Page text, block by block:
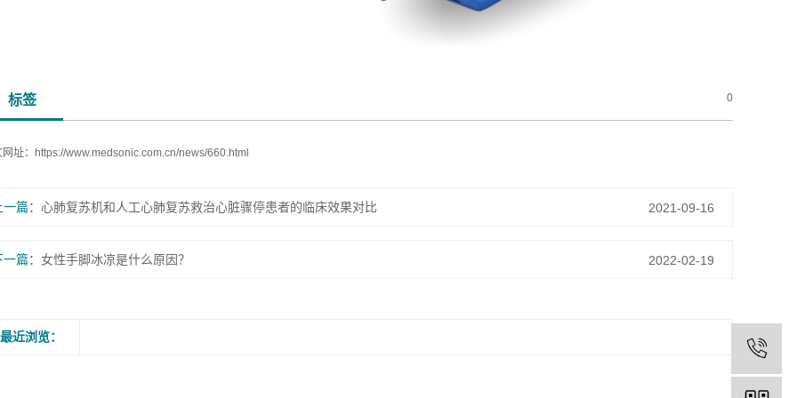
标签 0
址： https://www.medsonic.com.cn/news/660.html
篇： 心肺复苏机和人工心肺复苏救治心脏骤停患者的临床效果对比 2021-09-16
篇： 女性手脚冰凉是什么原因？ 2022-02-19
最近浏览：